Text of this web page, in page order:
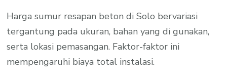
Harga sumur resapan beton di Solo bervariasi
tergantung pada ukuran, bahan yang di gunakan,
serta lokasi pemasangan. Faktor-faktor ini
mempengaruhi biaya total instalasi.